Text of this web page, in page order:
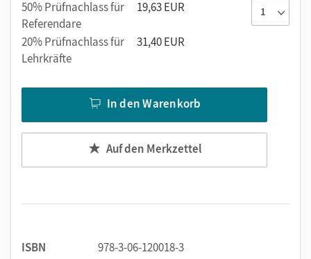
50% Prüfnachlass für
Referendare
19,63 EUR
20% Prüfnachlass für
Lehrkräfte
31,40 EUR
In den Warenkorb
Auf den Merkzettel
ISBN
978-3-06-120018-3